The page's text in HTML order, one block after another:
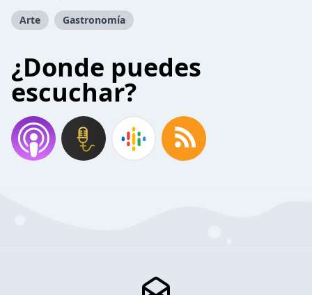
Arte Gastronomía
¿Donde puedes
escuchar?